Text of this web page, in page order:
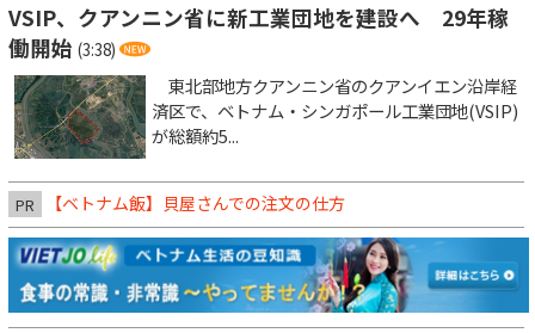
VSIP、クアンニン省に新工業団地を建設へ 29年稼
働開始 (3:38)
東北部地方クアンニン省のクアンイエン沿岸経
済区で、ベトナム・シンガポール工業団地(VSIP)
が総額約5...
PR 【ベトナム飯】貝屋さんでの注文の仕方